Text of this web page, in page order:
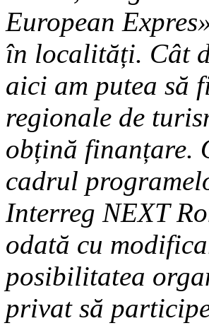
European
în localități. Cât
aici am putea să
regionale de
obțină finanțare.
cadrul
Interreg NEXT
odată cu
posibilitatea
privat să